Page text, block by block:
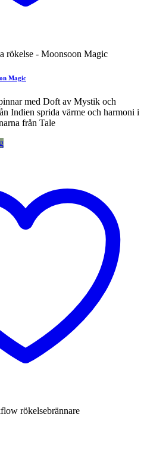
Magic
med Doft av Mystik och
Indien sprida värme och harmoni i
från Tale